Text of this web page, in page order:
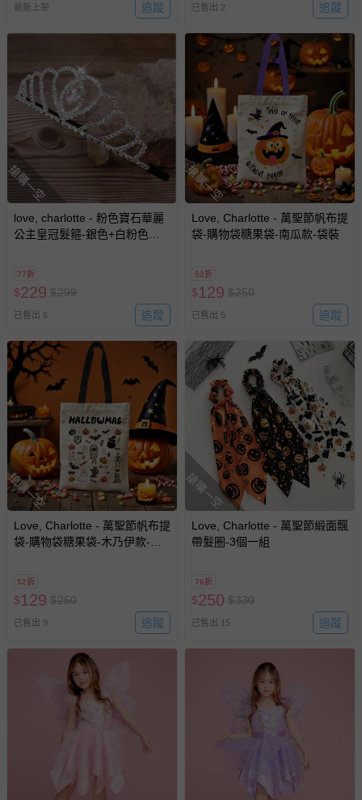
最新上架 追蹤 已售出 2 追蹤
搶購一空
love, charlotte - 粉色寶石華麗
公主皇冠髮箍-銀色+白粉色水
77折
$229 $299
已售出 6 追蹤
搶購一空
Love, Charlotte - 萬聖節帆布提
袋-購物袋糖果袋-南瓜款-袋裝
52折
$129 $250
已售出 5 追蹤
搶購一空
Love, Charlotte - 萬聖節帆布提
袋-購物袋糖果袋-木乃伊款-袋
52折
$129 $250
已售出 9 追蹤
搶購一空
Love, Charlotte - 萬聖節緞面飄
帶髮圈-3個一組
76折
$250 $330
已售出 15 追蹤